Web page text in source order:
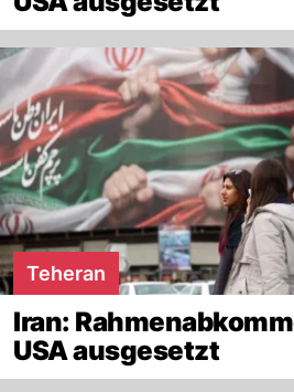
Teheran
Iran:
USA ausgesetzt